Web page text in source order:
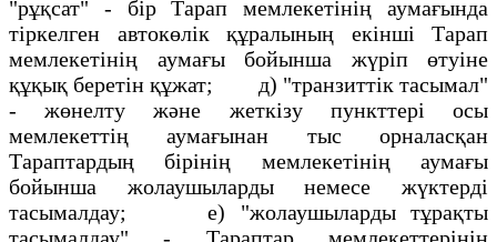
"рұқсат" - бiр Тарап мемлекетiнiң аумағында
тiркелген автокөлiк құралының екiншi Тарап
мемлекетiнiң аумағы бойынша жүрiп өтуiне
құқық беретiн құжат; д) "транзиттiк тасымал"
- жөнелту және жеткiзу пункттерi осы
мемлекеттiң аумағынан тыс орналасқан
Тараптардың бiрiнiң мемлекетiнiң аумағы
бойынша жолаушыларды немесе жүктердi
тасымалдау; e) "жолаушыларды тұрақты